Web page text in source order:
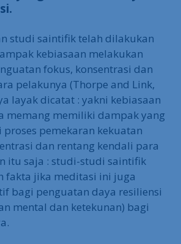
studi saintifik telah dilakukan
kebiasaan melakukan
fokus, konsentrasi dan
pelakunya (Thorpe and Link,
layak dicatat : yakni kebiasaan
memang memiliki dampak yang
pemekaran kekuatan
dan rentang kendali para
itu saja : studi-studi saintifik
fakta jika meditasi ini juga
bagi penguatan daya resiliensi
mental dan ketekunan) bagi